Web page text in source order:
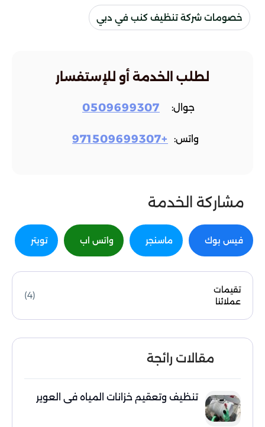
خصومات شركة تنظيف كنب في دبي
لطلب الخدمة أو للإستفسار
جوال: 0509699307
واتس: +971509699307
مشاركة الخدمة
فيس بوك ماسنجر واتس اب تويتر
تقيمات
عملائنا
(4)
مقالات رائجة
تنظيف وتعقيم خزانات المياه في العوير